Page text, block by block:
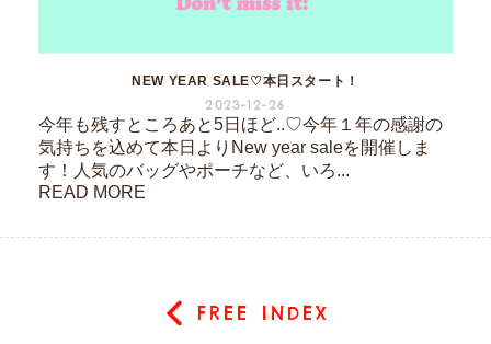
NEW YEAR SALE♡本日スタート！
2023-12-26
今年も残すところあと5日ほど..♡今年１年の感謝の
気持ちを込めて本日よりNew year saleを開催しま
す！人気のバッグやポーチなど、いろ...
READ MORE
FREE INDEX